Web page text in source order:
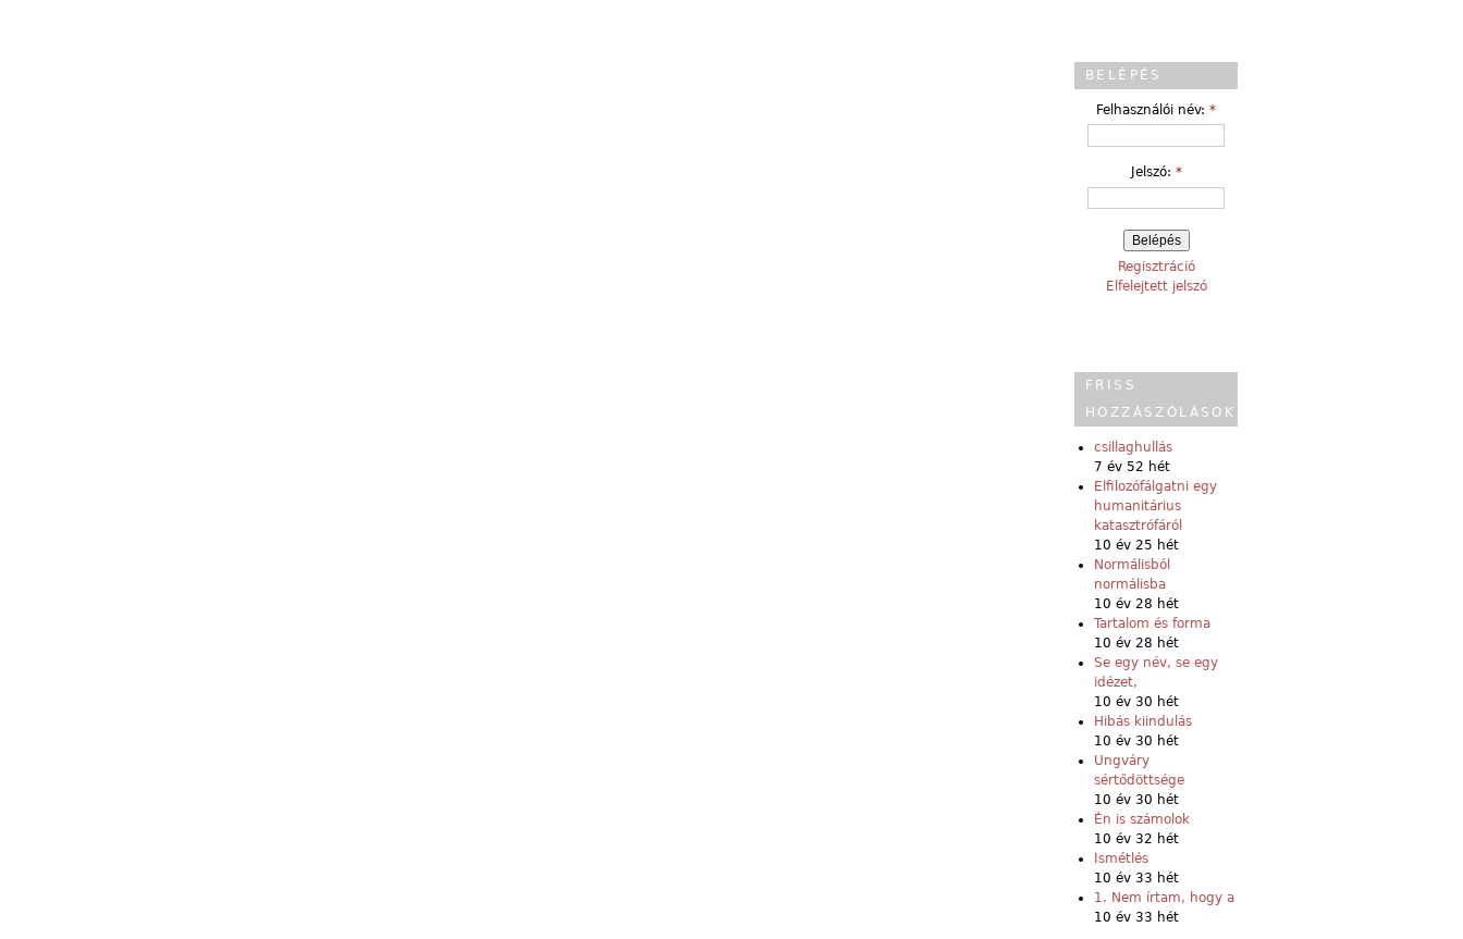
BELÉPÉS
Felhasználói név: *
Jelszó: *
Regisztráció
Elfelejtett jelszó
FRISS
HOZZÁSZÓLÁSOK
csillaghullás
7 év 52 hét
Elfilozófálgatni egy
humanitárius
katasztrófáról
10 év 25 hét
Normálisból
normálisba
10 év 28 hét
Tartalom és forma
10 év 28 hét
Se egy név, se egy
idézet,
10 év 30 hét
Hibás kiindulás
10 év 30 hét
Ungváry
sértődöttsége
10 év 30 hét
Én is számolok
10 év 32 hét
Ismétlés
10 év 33 hét
1. Nem írtam, hogy a
10 év 33 hét